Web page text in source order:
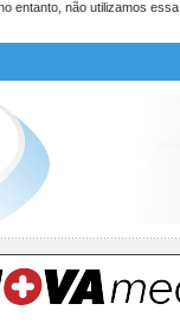
entanto, não utilizamos